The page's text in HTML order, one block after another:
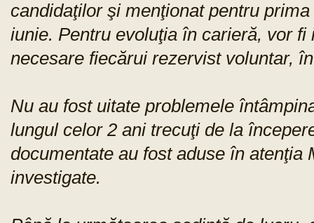
candidaţilor şi menţionat pentru
iunie. Pentru evoluţia în carieră, vor
necesare fiecărui rezervist voluntar,
Nu au fost uitate problemele
lungul celor 2 ani trecuţi de la
documentate au fost aduse în atenţia
investigate.